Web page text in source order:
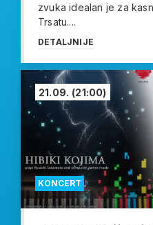
zvuka idealan je za
Trsatu....
DETALJNIJE
KONCERT
21.09. (21:00)